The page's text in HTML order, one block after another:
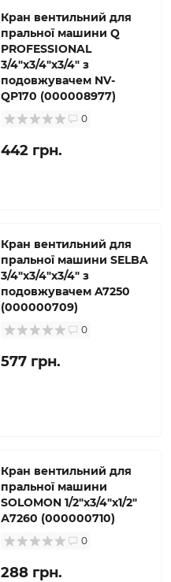
Кран вентильний для
пральної машини Q
PROFESSIONAL
3/4″x3/4″x3/4″ з
подовжувачем NV-
QP170 (000008977)
0
442 грн.
Кран вентильний для
пральної машини SELBA
3/4″x3/4″x3/4″ з
подовжувачем A7250
(000000709)
0
577 грн.
Кран вентильний для
пральної машини
SOLOMON 1/2″х3/4″х1/2″
А7260 (000000710)
0
288 грн.